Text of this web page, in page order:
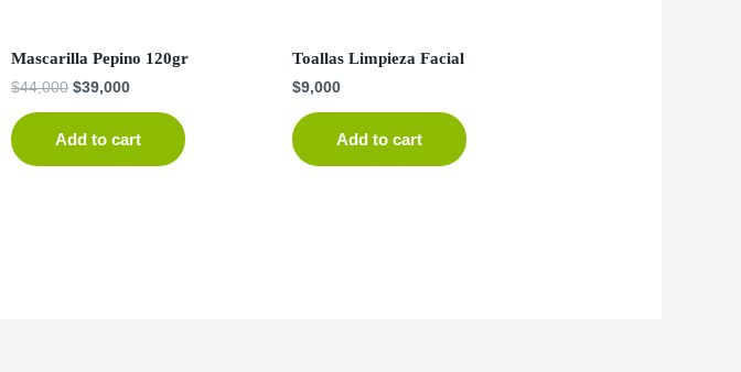
Mascarilla Pepino 120gr
$44,000 $39,000
Add to cart
Toallas Limpieza Facial
$9,000
Add to cart